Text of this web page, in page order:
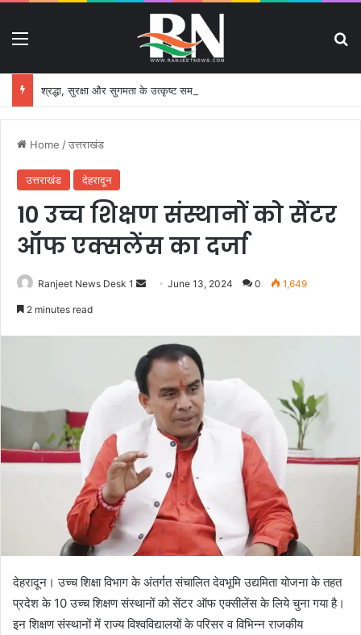
Home /उत्तराखंड
उत्तराखंड देहरादून
10 उच्च शिक्षण संस्थानों को सेंटर
ऑफ एक्सलेंस का दर्जा
Ranjeet News Desk 1
a
n
e
m
i
l
June 13, 2024 0 1,649
2 minutes read
देहरादून। उच्च शिक्षा विभाग के अंतर्गत संचालित देवभूमि उद्यमिता योजना के तहत
प्रदेश के 10 उच्च शिक्षण संस्थानों को सेंटर ऑफ एक्सीलेंस के लिये चुना गया है।
इन शिक्षण संस्थानों में राज्य विश्वविद्यालयों के परिसर व विभिन्न राजकीय